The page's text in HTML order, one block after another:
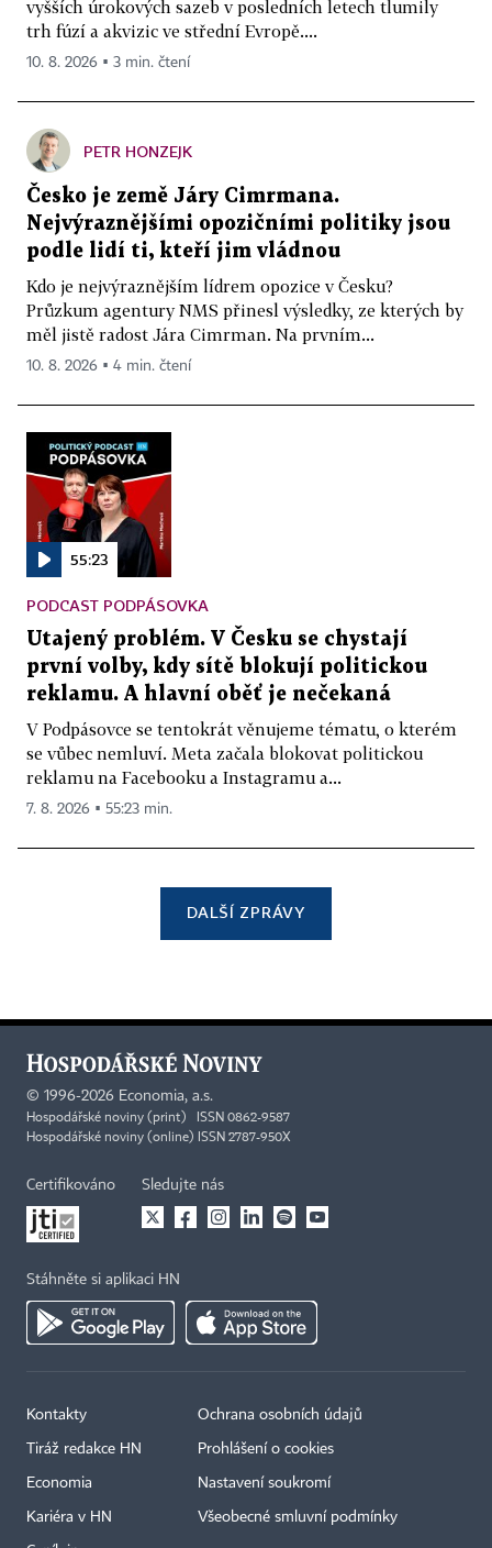
vyšších úrokových sazeb v posledních letech tlumily
trh fúzí a akvizic ve střední Evropě....
10. 8. 2026 ▪ 3 min. čtení
PETR HONZEJK
Česko je země Járy Cimrmana.
Nejvýraznějšími opozičními politiky jsou
podle lidí ti, kteří jim vládnou
Kdo je nejvýraznějším lídrem opozice v Česku?
Průzkum agentury NMS přinesl výsledky, ze kterých by
měl jistě radost Jára Cimrman. Na prvním...
10. 8. 2026 ▪ 4 min. čtení
55:23
PODCAST PODPÁSOVKA
Utajený problém. V Česku se chystají
první volby, kdy sítě blokují politickou
reklamu. A hlavní oběť je nečekaná
V Podpásovce se tentokrát věnujeme tématu, o kterém
se vůbec nemluví. Meta začala blokovat politickou
reklamu na Facebooku a Instagramu a...
7. 8. 2026 ▪ 55:23 min.
DALŠÍ ZPRÁVY
© 1996-2026 Economia, a.s.
Hospodářské noviny (print) ISSN 0862-9587
Hospodářské noviny (online) ISSN 2787-950X
Certifikováno Sledujte nás
Stáhněte si aplikaci HN
Kontakty
Tiráž redakce HN
Economia
Kariéra v HN
Ochrana osobních údajů
Prohlášení o cookies
Nastavení soukromí
Všeobecné smluvní podmínky